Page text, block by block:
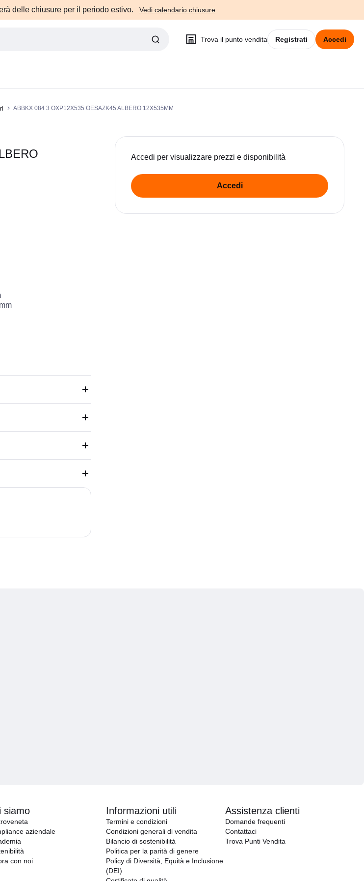
delle chiusure per il periodo estivo. Vedi calendario chiusure
Trova il punto vendita Registrati Accedi
ABBKX 084 3 OXP12X535 OESAZK45 ALBERO 12X535MM
Accedi per visualizzare prezzi e disponibilità
Accedi
mm
siamo
aziendale
con noi
Informazioni utili
Termini e condizioni
Condizioni generali di vendita
Bilancio di sostenibilità
Politica per la parità di genere
Policy di Diversità, Equità e Inclusione
(DEI)
Assistenza clienti
Domande frequenti
Contattaci
Trova Punti Vendita